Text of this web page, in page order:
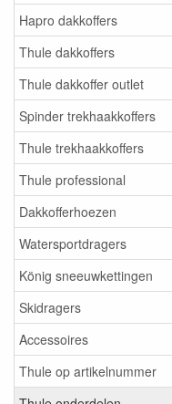
Hapro dakkoffers
Thule dakkoffers
Thule dakkoffer outlet
Spinder trekhaakkoffers
Thule trekhaakkoffers
Thule professional
Dakkofferhoezen
Watersportdragers
König sneeuwkettingen
Skidragers
Accessoires
Thule op artikelnummer